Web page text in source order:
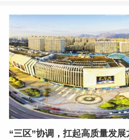
“三区”协调，扛起高质量发展